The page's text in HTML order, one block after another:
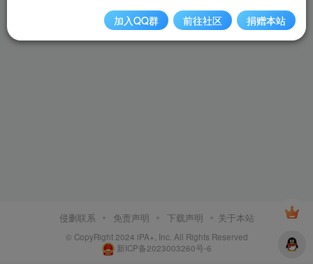
侵删联系 免责声明 下载声明 关于本站
© CopyRight 2024 iPA+, Inc. All Rights Reserved
新ICP备2023003260号-6
加入QQ群 前往社区 捐赠本站